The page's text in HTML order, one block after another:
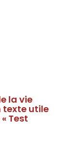
la vie
texte utile
Test